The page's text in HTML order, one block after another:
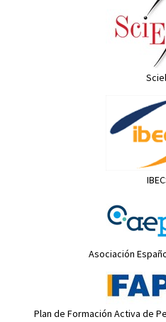
Asociación
Plan de Formación Activa de